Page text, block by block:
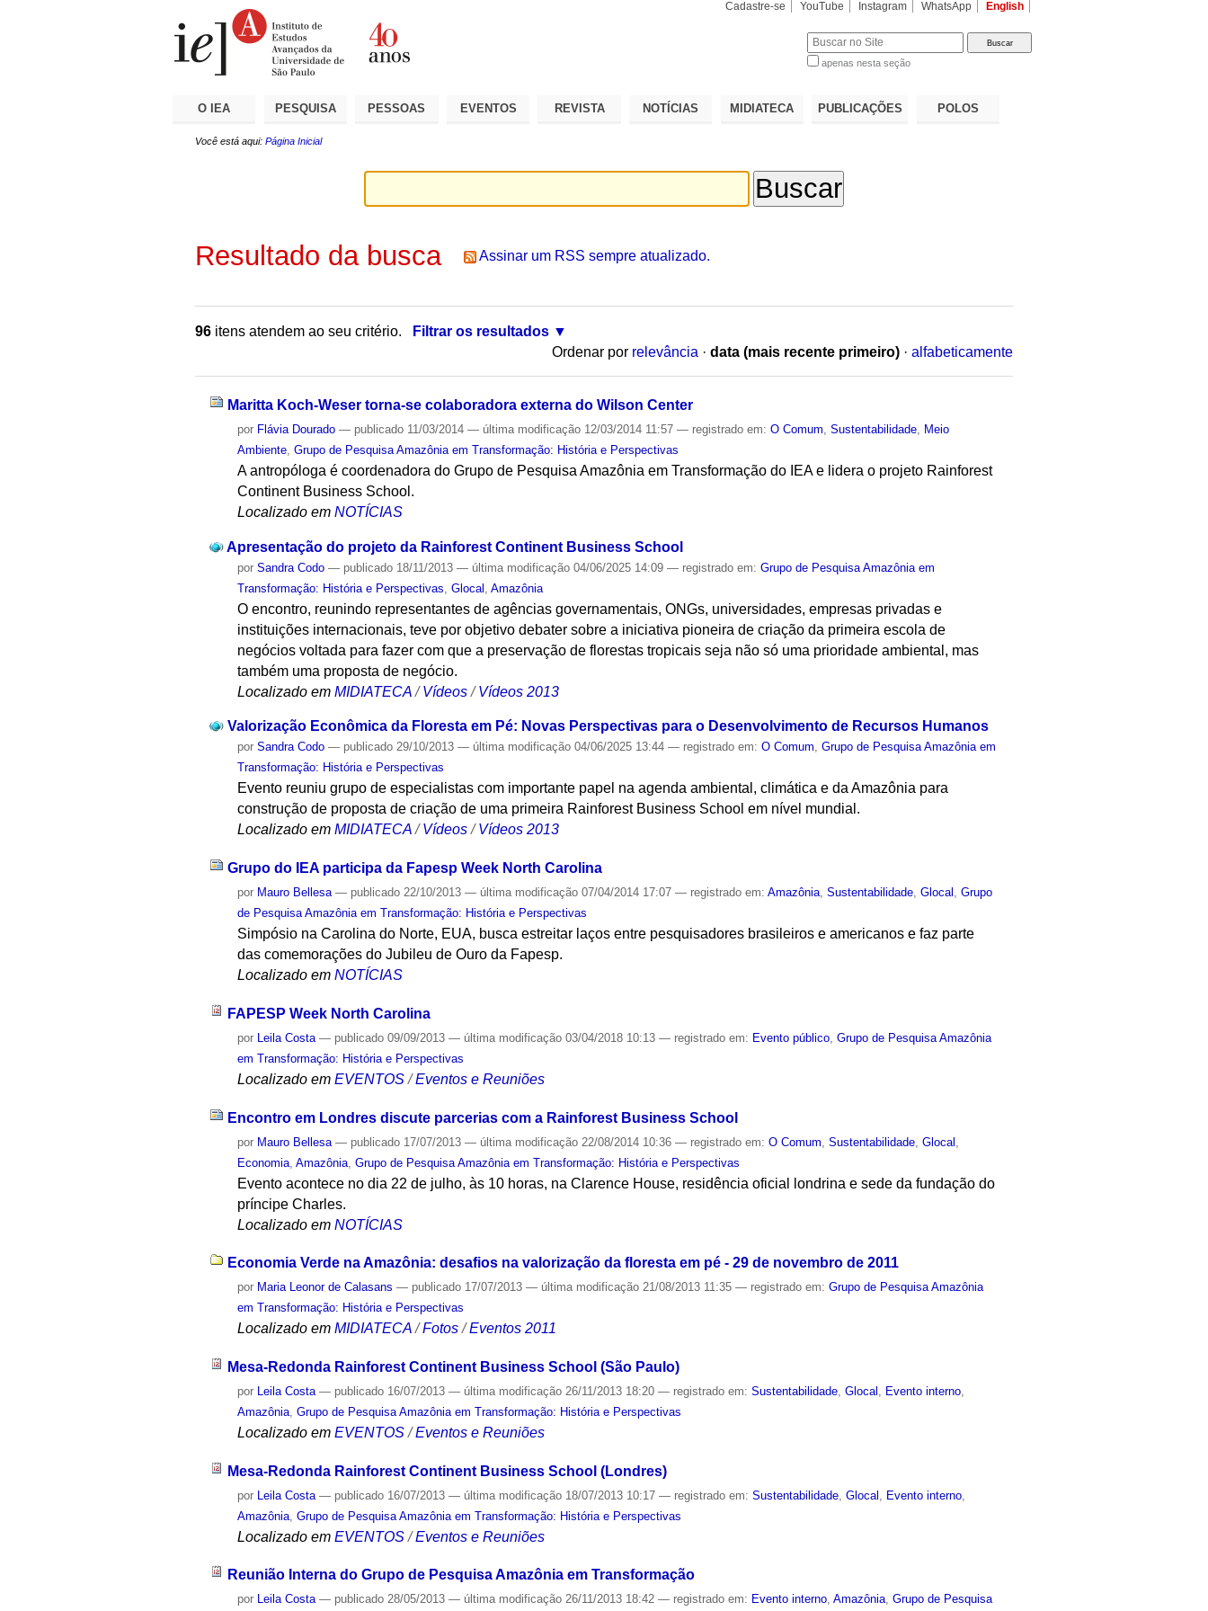
Cadastre-se YouTube Instagram WhatsApp English
apenas nesta seção
O IEA PESQUISA PESSOAS EVENTOS REVISTA NOTÍCIAS MIDIATECA PUBLICAÇÕES POLOS
Você está aqui: Página Inicial
Resultado da busca Assinar um RSS sempre atualizado.
96 itens atendem ao seu critério.
Filtrar os resultados
Ordenar por relevância · data (mais recente primeiro) · alfabeticamente
Maritta Koch-Weser torna-se colaboradora externa do Wilson Center
por Flávia Dourado — publicado 11/03/2014— última modificação 12/03/2014 11:57— registrado em:O Comum ,Sustentabilidade
Meio
Ambiente ,Grupo de Pesquisa Amazônia em Transformação: História e Perspectivas
A antropóloga é coordenadora do Grupo de Pesquisa Amazônia em Transformação do IEA e lidera o projeto Rainforest
Continent Business School.
Localizado em NOTÍCIAS
Apresentação do projeto da Rainforest Continent Business School
porSandra Codo — publicado 18/11/2013— última modificação 04/06/2025 14:09— registrado em:Grupo de Pesquisa Amazônia em
Transformação: História e Perspectivas ,Glocal ,Amazônia
O encontro, reunindo representantes de agências governamentais, ONGs, universidades, empresas privadas e
instituições internacionais, teve por objetivo debater sobre a iniciativa pioneira de criação da primeira escola de
negócios voltada para fazer com que a preservação de florestas tropicais seja não só uma prioridade ambiental, mas
também uma proposta de negócio.
Localizado em MIDIATECA /Vídeos /Vídeos 2013
Valorização Econômica da Floresta em Pé: Novas Perspectivas para o Desenvolvimento de Recursos Humanos
porSandra Codo — publicado 29/10/2013— última modificação 04/06/2025 13:44— registrado em:O Comum,Grupo de Pesquisa Amazônia em
Transformação: História e Perspectivas
Evento reuniu grupo de especialistas com importante papel na agenda ambiental, climática e da Amazônia para
construção de proposta de criação de uma primeira Rainforest Business School em nível mundial.
Localizado em MIDIATECA /Vídeos /Vídeos 2013
Grupo do IEA participa da Fapesp Week North Carolina
por Mauro Bellesa — publicado 22/10/2013— última modificação 07/04/2014 17:07— registrado em:Amazônia,Sustentabilidade,Glocal ,Grupo
de Pesquisa Amazônia em Transformação: História e Perspectivas
Simpósio na Carolina do Norte, EUA, busca estreitar laços entre pesquisadores brasileiros e americanos e faz parte
das comemorações do Jubileu de Ouro da Fapesp.
Localizado em NOTÍCIAS
FAPESP Week North Carolina
por Leila Costa — publicado 09/09/2013— última modificação 03/04/2018 10:13— registrado em: Evento público ,Grupo de Pesquisa Amazônia
em Transformação: História e Perspectivas
Localizado em EVENTOS /Eventos e Reuniões
Encontro em Londres discute parcerias com a Rainforest Business School
por Mauro Bellesa — publicado 17/07/2013— última modificação 22/08/2014 10:36— registrado em:O Comum ,Sustentabilidade ,Glocal
Economia ,Amazônia ,Grupo de Pesquisa Amazônia em Transformação: História e Perspectivas
Evento acontece no dia 22 de julho, às 10 horas, na Clarence House, residência oficial londrina e sede da fundação do
príncipe Charles.
Localizado em NOTÍCIAS
Economia Verde na Amazônia: desafios na valorização da floresta em pé - 29 de novembro de 2011
por Maria Leonor de Calasans — publicado 17/07/2013— última modificação 21/08/2013 11:35— registrado em:Grupo de Pesquisa Amazônia
em Transformação: História e Perspectivas
Localizado em MIDIATECA /Fotos /Eventos 2011
Mesa-Redonda Rainforest Continent Business School (São Paulo)
por Leila Costa — publicado 16/07/2013— última modificação 26/11/2013 18:20— registrado em:Sustentabilidade ,Glocal Evento interno
Amazônia ,Grupo de Pesquisa Amazônia em Transformação: História e Perspectivas
Localizado em EVENTOS /Eventos e Reuniões
Mesa-Redonda Rainforest Continent Business School (Londres)
por Leila Costa — publicado 16/07/2013— última modificação 18/07/2013 10:17— registrado em:Sustentabilidade ,Glocal Evento interno
Amazônia ,Grupo de Pesquisa Amazônia em Transformação: História e Perspectivas
Localizado em EVENTOS /Eventos e Reuniões
Reunião Interna do Grupo de Pesquisa Amazônia em Transformação
por Leila Costa — publicado 28/05/2013— última modificação 26/11/2013 18:42— registrado em: Evento interno,Amazônia,Grupo de Pesquisa